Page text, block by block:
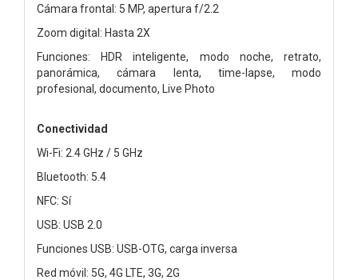
Cámara frontal: 5 MP, apertura f/2.2
Zoom digital: Hasta 2X
Funciones: HDR inteligente, modo noche, retrato,
panorámica, cámara lenta, time-lapse, modo
profesional, documento, Live Photo
Conectividad
Wi-Fi: 2.4 GHz / 5 GHz
Bluetooth: 5.4
NFC: Sí
USB: USB 2.0
Funciones USB: USB-OTG, carga inversa
Red móvil: 5G, 4G LTE, 3G, 2G